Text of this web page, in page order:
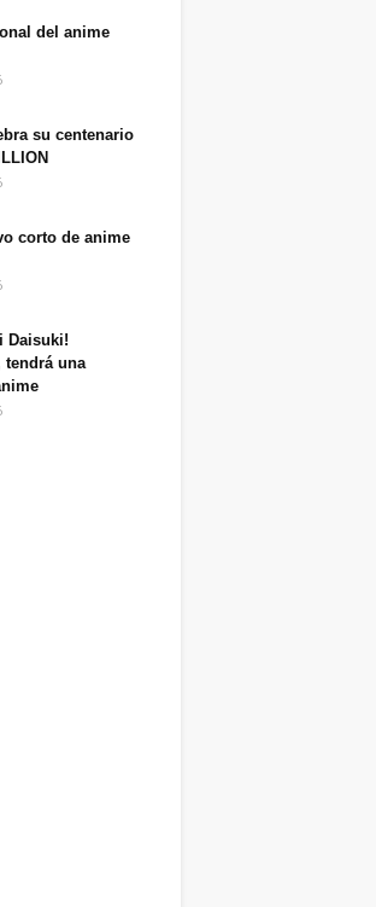
del anime
su centenario
corto de anime
Daisuki!
tendrá una